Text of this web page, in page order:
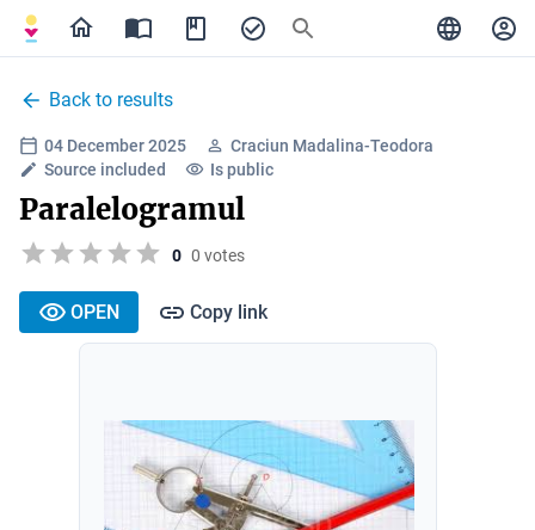
Back to results
04 December 2025
Craciun Madalina-Teodora
Source included
Is public
Paralelogramul
0 0 votes
OPEN Copy link